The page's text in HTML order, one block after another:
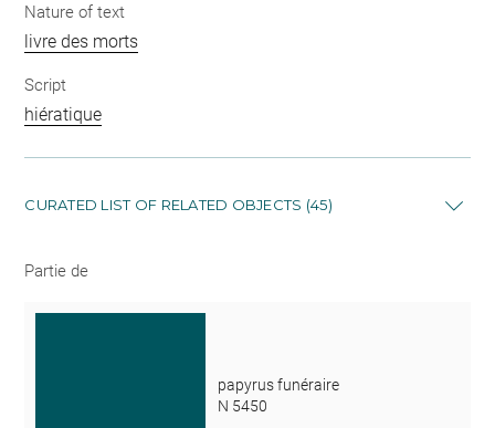
Nature of text
livre des morts
Script
hiératique
CURATED LIST OF RELATED OBJECTS (45)
Partie de
papyrus funéraire
N 5450